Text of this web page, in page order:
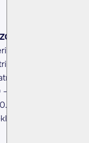
TI>
yayınladı. Buna
satışı: 2.300 –
6.000 – 7.000
32.000mn TL(2023:
– 12.000mn TL
(Kaynak: